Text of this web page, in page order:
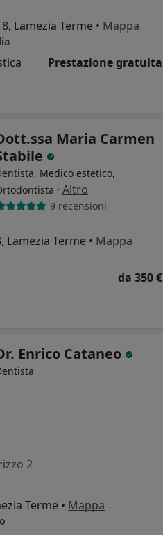
Lamezia Terme • Mappa
Prestazione gratuita
Maria Carmen
Medico estetico,
· Altro
9 recensioni
Lamezia Terme • Mappa
da 350 €
Enrico Cataneo
2
Terme • Mappa